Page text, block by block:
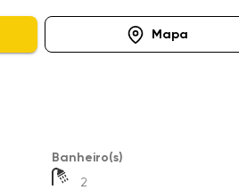
Mapa
Banheiro(s)
2